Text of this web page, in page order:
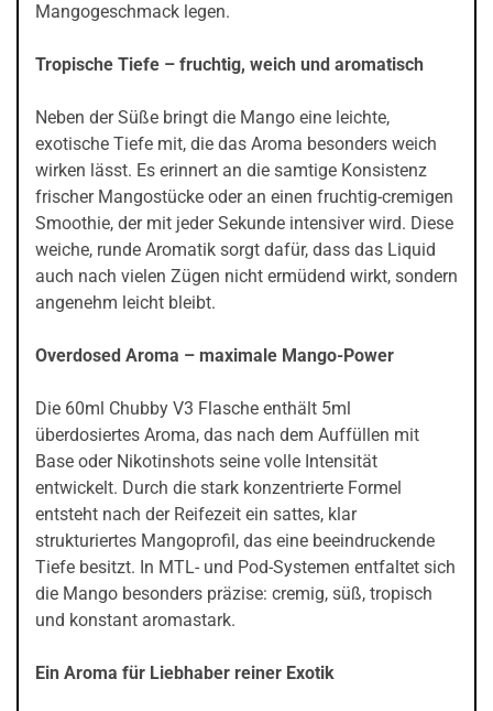
Mangogeschmack legen.
Tropische Tiefe – fruchtig, weich und aromatisch
Neben der Süße bringt die Mango eine leichte,
exotische Tiefe mit, die das Aroma besonders weich
wirken lässt. Es erinnert an die samtige Konsistenz
frischer Mango­stücke oder an einen fruchtig-cremigen
Smoothie, der mit jeder Sekunde intensiver wird. Diese
weiche, runde Aromatik sorgt dafür, dass das Liquid
auch nach vielen Zügen nicht ermüdend wirkt, sondern
angenehm leicht bleibt.
Overdosed Aroma – maximale Mango-Power
Die 60ml Chubby V3 Flasche enthält 5ml
überdosiertes Aroma, das nach dem Auffüllen mit
Base oder Nikotinshots seine volle Intensität
entwickelt. Durch die stark konzentrierte Formel
entsteht nach der Reifezeit ein sattes, klar
strukturiertes Mangoprofil, das eine beeindruckende
Tiefe besitzt. In MTL- und Pod-Systemen entfaltet sich
die Mango besonders präzise: cremig, süß, tropisch
und konstant aromastark.
Ein Aroma für Liebhaber reiner Exotik